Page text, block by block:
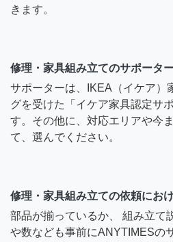
きます。
修理・家具組み立てのサポータ
サポーターは、IKEA（イケア）
グを受けた「イケア家具認定サ
す。その他に、対応エリアや今
て、選んでください。
修理・家具組み立ての依頼にお
部品が揃っているか、 組み立て
や数なども事前にANYTIMESの